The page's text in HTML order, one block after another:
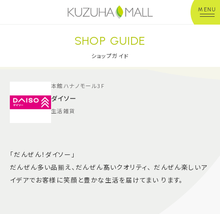
MENU
年中無休平 日：10:00~20:00
※店舗により異なる
ショップガイド
イベント
SHOP GUIDE
ショップガイド
本館ハナノモール3F
ダイソー
生活雑貨
「だんぜん！ダイソー」
だんぜん多い品揃え、だんぜん髙いクオリティ、 だんぜん楽しいア
イデアでお客様に笑顔と豊かな生活を届けてまい ります。